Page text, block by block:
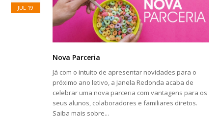
JUL 19
Nova Parceria
Já com o intuito de apresentar novidades para o
próximo ano letivo, a Janela Redonda acaba de
celebrar uma nova parceria com vantagens para os
seus alunos, colaboradores e familiares diretos.
Saiba mais sobre...